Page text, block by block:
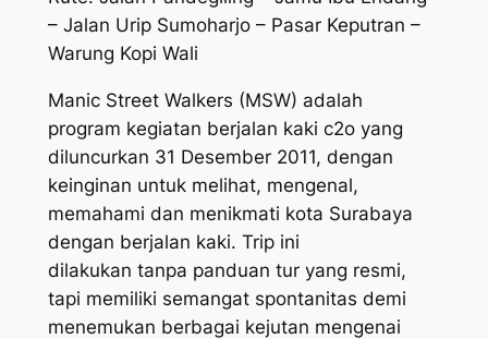
– Jalan Urip Sumoharjo – Pasar Keputran –
Warung Kopi Wali
Manic Street Walkers (MSW) adalah
program kegiatan berjalan kaki c2o yang
diluncurkan 31 Desember 2011, dengan
keinginan untuk melihat, mengenal,
memahami dan menikmati kota Surabaya
dengan berjalan kaki. Trip ini
dilakukan tanpa panduan tur yang resmi,
tapi memiliki semangat spontanitas demi
menemukan berbagai kejutan mengenai